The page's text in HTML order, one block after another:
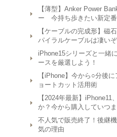
【薄型】Anker Power
ー 今持ち歩きたい新定
【ケーブルの完成形】磁
パイラルケーブルは凄いぞ
iPhone15シリーズと一緒
ースを厳選しよう！
【iPhone】今から○分後
ョートカット活用術
【2024年最新】
か？今から購入していつ
不人気で販売終了！後継
気の理由